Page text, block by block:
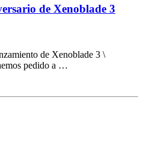
de Xenoblade 3
de Xenoblade 3 \
pedido a …